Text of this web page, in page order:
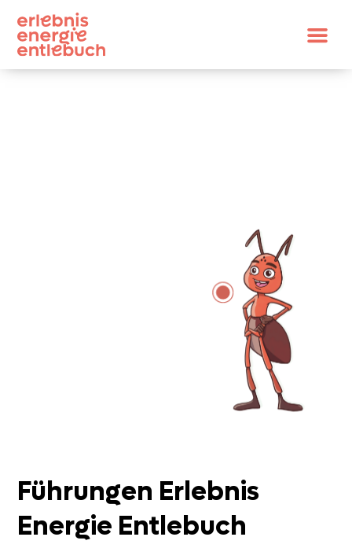
Führungen Erlebnis
Energie Entlebuch